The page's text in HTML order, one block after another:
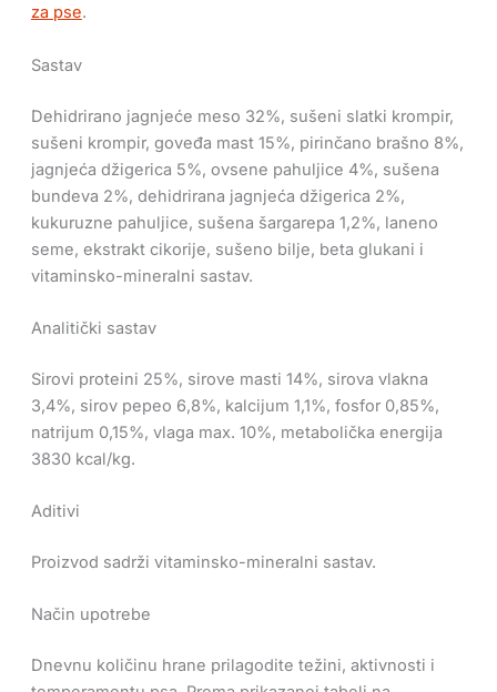
za pse.
Sastav
Dehidrirano jagnjeće meso 32%, sušeni slatki krompir,
sušeni krompir, goveđa mast 15%, pirinčano brašno 8%,
jagnjeća džigerica 5%, ovsene pahuljice 4%, sušena
bundeva 2%, dehidrirana jagnjeća džigerica 2%,
kukuruzne pahuljice, sušena šargarepa 1,2%, laneno
seme, ekstrakt cikorije, sušeno bilje, beta glukani i
vitaminsko-mineralni sastav.
Analitički sastav
Sirovi proteini 25%, sirove masti 14%, sirova vlakna
3,4%, sirov pepeo 6,8%, kalcijum 1,1%, fosfor 0,85%,
natrijum 0,15%, vlaga max. 10%, metabolička energija
3830 kcal/kg.
Aditivi
Proizvod sadrži vitaminsko-mineralni sastav.
Način upotrebe
Dnevnu količinu hrane prilagodite težini, aktivnosti i